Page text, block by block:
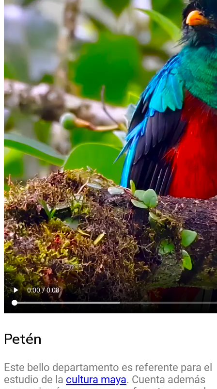
Petén
Este bello departamento es referente para el
estudio de la cultura maya. Cuenta además